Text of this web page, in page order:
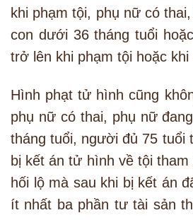
khi phạm tội, phụ nữ có
con dưới 36 tháng tuổi
trở lên khi phạm tội hoặc khi
Hình phạt tử hình cũng
phụ nữ có thai, phụ nữ
tháng tuổi, người đủ 75 tuổi
bị kết án tử hình về tội
hối lộ mà sau khi bị kết án
ít nhất ba phần tư tài sản